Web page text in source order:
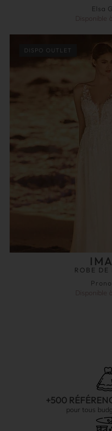
Elsa
Disponible à
DISPO OUTLET
ROBE DE
Disponible à
+500
pour tous